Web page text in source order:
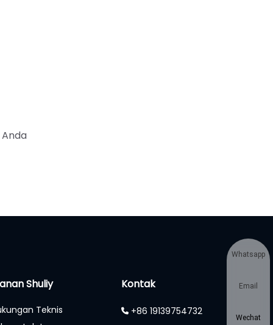
Shuliy
Teknis
Kontak
+86 19139754732
Whatsapp
Email
Wechat